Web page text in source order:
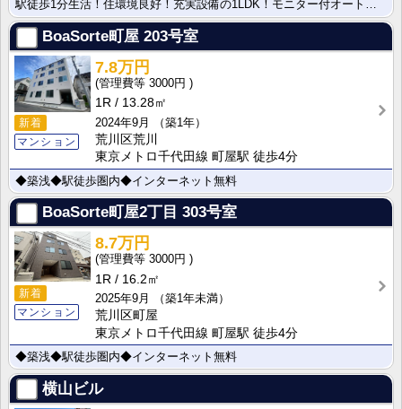
駅徒歩1分生活！住環境良好！充実設備の1LDK！モニター付オートロック システムキッチン 追い焚き機･･･
BoaSorte町屋 203号室
新着
マンション
7.8万円
3000円
1R
13.28㎡
2024年9月
（築1年）
荒川区荒川
東京メトロ千代田線 町屋駅 徒歩4分
◆築浅◆駅徒歩圏内◆インターネット無料
BoaSorte町屋2丁目 303号室
新着
マンション
8.7万円
3000円
1R
16.2㎡
2025年9月
（築1年未満）
荒川区町屋
東京メトロ千代田線 町屋駅 徒歩4分
◆築浅◆駅徒歩圏内◆インターネット無料
横山ビル